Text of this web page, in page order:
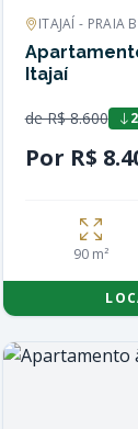
ITAJAÍ - PRAIA
Itajaí
de R$ 8.600
Por R$
90 m²